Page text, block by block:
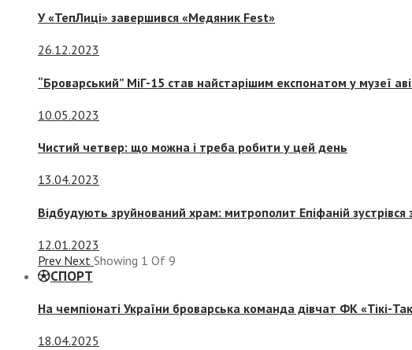
У «ТепЛиці» завершився «Медяник Fest»
26.12.2023
“Броварський” МіГ-15 став найстарішим експонатом у музеї
10.05.2023
Чистий четвер: що можна і треба робити у цей день
13.04.2023
Відбудують зруйнований храм: митрополит Епіфаній
12.01.2023
Prev Next Showing 1 Of 9
СПОРТ
На чемпіонаті України броварська команда дівчат ФК «Тікі-
18.04.2025